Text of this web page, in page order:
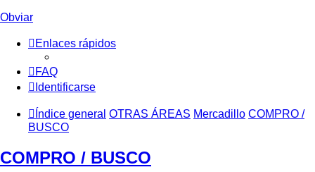
Obviar
Enlaces rápidos
FAQ
Identificarse
Índice general OTRAS ÁREAS Mercadillo COMPRO /
BUSCO
COMPRO / BUSCO